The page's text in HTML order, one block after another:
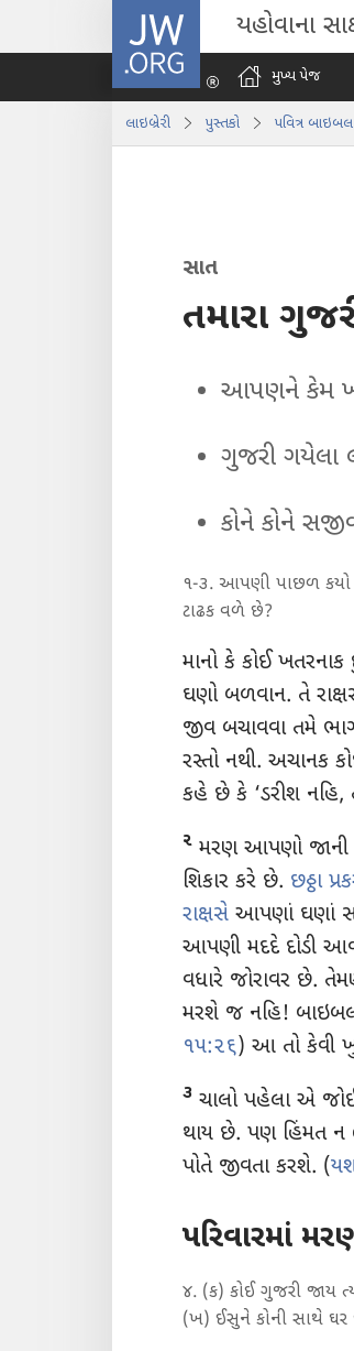
JW.ORG યહોવાના
મુખ્ય પેજ
લાઇબ્રેરી પુસ્તકો પવિત્ર
સાત
તમારા
આપણને કેમ
ગુજરી ગયેલા
કોને કોને
૧-૩. આપણી પાછળ
ટાઢક વળે છે?
માનો કે કોઈ
ઘણો બળવાન. તે
જીવ બચાવવા તમે
રસ્તો નથી. અચાનક
કહે છે કે ‘ડરીશ
૨ મરણ આપણો જાની
શિકાર કરે છે. છઠ્ઠા
રાક્ષસે આપણાં ઘણાં
આપણી મદદે દોડી
વધારે જોરાવર છે.
મરશે જ નહિ!
૧૫:૨૬) આ તો કેવી
૩ ચાલો પહેલા એ
થાય છે. પણ હિંમત ન
પોતે જીવતા કરશે. (
પરિવારમાં
૪. (ક) કોઈ ગુજરી જાય
(ખ) ઈસુને કોની સાથે